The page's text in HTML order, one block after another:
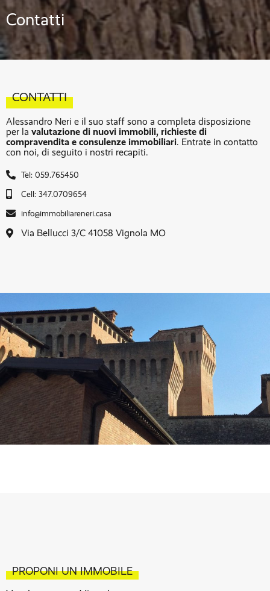
Contatti
CONTATTI
Alessandro Neri e il suo staff sono a completa disposizione
per la valutazione di nuovi immobili, richieste di
compravendita e consulenze immobiliari. Entrate in contatto
con noi, di seguito i nostri recapiti.
Tel: 059.765450
Cell: 347.0709654
info@immobiliareneri.casa
Via Bellucci 3/C 41058 Vignola MO
PROPONI UN IMMOBILE